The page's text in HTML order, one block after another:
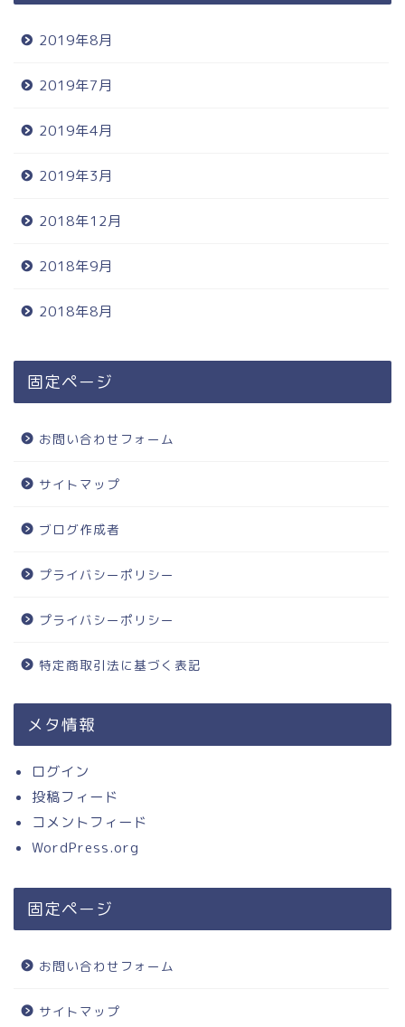
2019年8月
2019年7月
2019年4月
2019年3月
2018年12月
2018年9月
2018年8月
固定ページ
お問い合わせフォーム
サイトマップ
ブログ作成者
プライバシーポリシー
プライバシーポリシー
特定商取引法に基づく表記
メタ情報
ログイン
投稿フィード
コメントフィード
WordPress.org
固定ページ
お問い合わせフォーム
サイトマップ